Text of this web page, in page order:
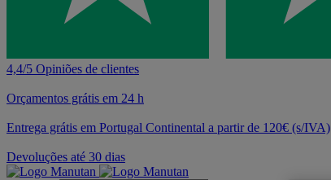
4,4/5 Opiniões de clientes
Orçamentos grátis em 24 h
Entrega grátis em Portugal Continental a partir de 120€ (s/IVA)
Devoluções até 30 dias